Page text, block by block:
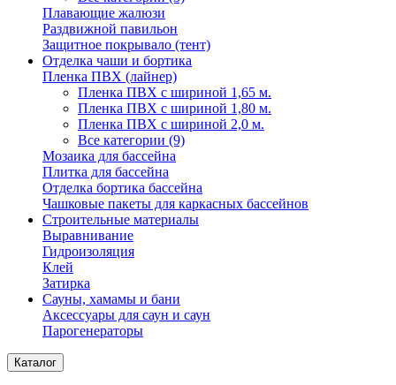
Плавающие жалюзи
Раздвижной павильон
Защитное покрывало (тент)
Отделка чаши и бортика
Пленка ПВХ (лайнер)
Пленка ПВХ с шириной 1,65 м.
Пленка ПВХ с шириной 1,80 м.
Пленка ПВХ с шириной 2,0 м.
Все категории (9)
Мозаика для бассейна
Плитка для бассейна
Отделка бортика бассейна
Чашковые пакеты для каркасных бассейнов
Строительные материалы
Выравнивание
Гидроизоляция
Клей
Затирка
Сауны, хамамы и бани
Аксессуары для саун и саун
Парогенераторы
Каталог